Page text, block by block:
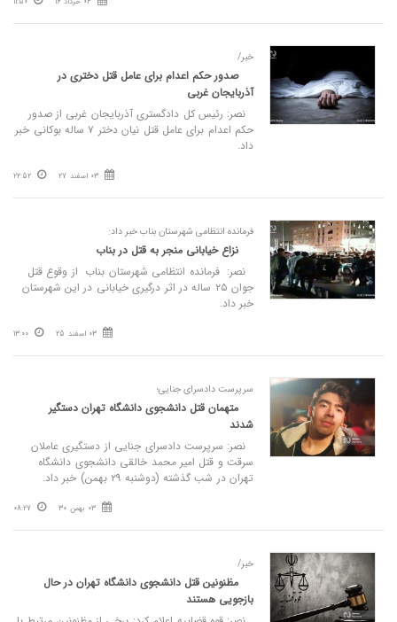
خبر/
صدور حکم اعدام برای عامل قتل دختری در
آذربایجان غربی
نصر: رئیس کل دادگستری آذربایجان غربی از صدور
حکم اعدام برای عامل قتل نیان دختر ۷ ساله بوکانی خبر
داد.
03 اسفند 27 22:52
فرمانده انتظامی شهرستان بناب خبر داد:
نزاع خیابانی منجر به قتل در بناب
نصر: فرمانده انتظامی شهرستان بناب از وقوع قتل
جوان ۲۵ ساله در اثر درگیری خیابانی در این شهرستان
خبر داد.
03 اسفند 25 13:00
سرپرست دادسرای جنایی؛
متهمان قتل دانشجوی دانشگاه تهران دستگیر
شدند
نصر: سرپرست دادسرای جنایی از دستگیری عاملان
سرقت و قتل امیر محمد خالقی دانشجوی دانشگاه
تهران در شب گذشته (دوشنبه ۲۹ بهمن) خبر داد.
03 بهمن 30 08:27
خبر/
مظنونین قتل دانشجوی دانشگاه تهران در حال
بازجویی هستند